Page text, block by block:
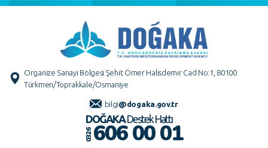
Organize Sanayi Bölgesi Şehit Ömer Halisdemir Cad No:1, 80100
Türkmen/Toprakkale/Osmaniye
bilgi@dogaka.gov.tr
DOĞAKADestek Hattı
0326 606 00 01